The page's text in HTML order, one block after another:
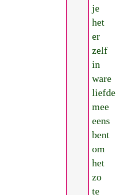
je
het
er
zelf
in
ware
liefde
mee
eens
bent
om
het
zo
te